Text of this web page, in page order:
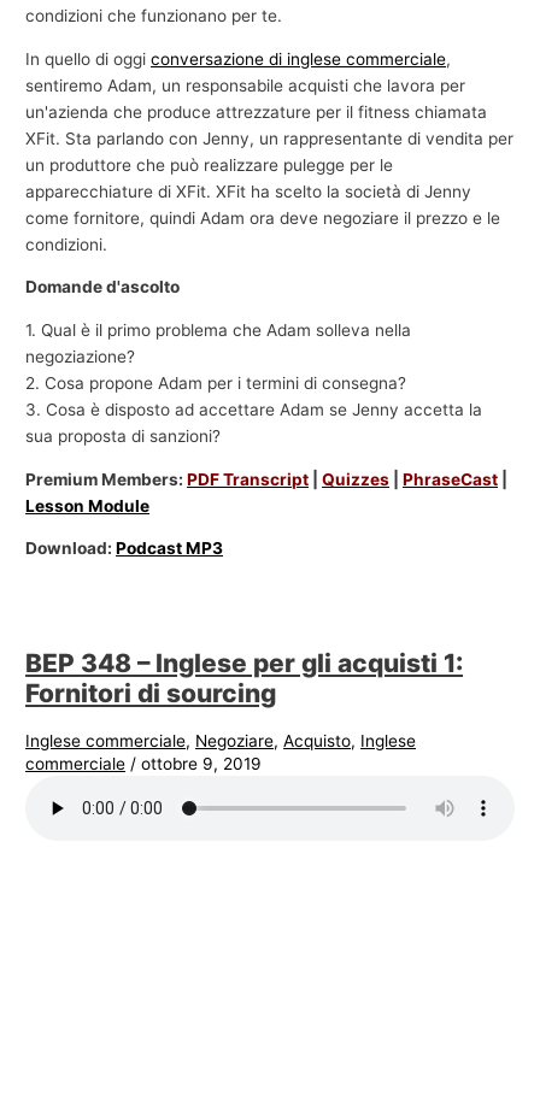
condizioni che funzionano per te.
In quello di oggiconversazione di inglese commerciale,
sentiremo Adam, un responsabile acquisti che lavora per
un'azienda che produce attrezzature per il fitness chiamata
XFit. Sta parlando con Jenny, un rappresentante di vendita per
un produttore che può realizzare pulegge per le
apparecchiature di XFit. XFit ha scelto la società di Jenny
come fornitore, quindi Adam ora deve negoziare il prezzo e le
condizioni.
Domande d'ascolto
1. Qual è il primo problema che Adam solleva nella
negoziazione?
2. Cosa propone Adam per i termini di consegna?
3. Cosa è disposto ad accettare Adam se Jenny accetta la
sua proposta di sanzioni?
Premium Members:PDF Transcript |Quizzes |PhraseCast
Lesson Module
Download:Podcast MP3
BEP 348 – Inglese per gli acquisti 1:
Fornitori di sourcing
Inglese commerciale, Negoziare,Acquisto, Inglese
commerciale /ottobre 9, 2019